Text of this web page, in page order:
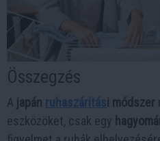
Összegzés
A japán ruhaszárítási módszer
eszközöket, csak egy